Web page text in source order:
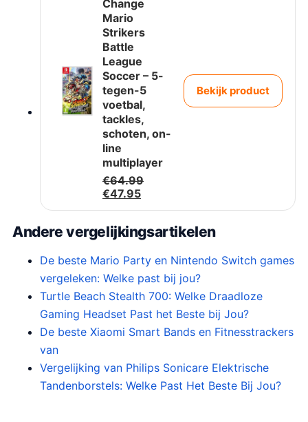
Change
Mario
Strikers
Battle
League
Soccer – 5-
tegen-5
voetbal,
tackles,
schoten, on-
line
multiplayer
€64.99O
p
r
o
n
k
e
l
i
j
e
p
r
€47.95H
d
i
g
e
p
r
i
s
s
:
€
Bekijk product
Andere vergelijkingsartikelen
De beste Mario Party en Nintendo Switch games
vergeleken: Welke past bij jou?
Turtle Beach Stealth 700: Welke Draadloze
Gaming Headset Past het Beste bij Jou?
De beste Xiaomi Smart Bands en Fitnesstrackers
van
Vergelijking van Philips Sonicare Elektrische
Tandenborstels: Welke Past Het Beste Bij Jou?